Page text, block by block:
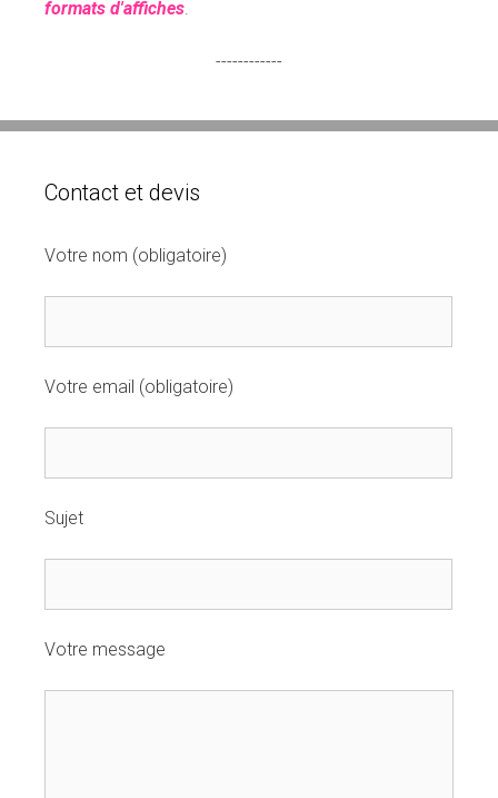
formats d'affiches.
------------
Contact et devis
Votre nom (obligatoire)
Votre email (obligatoire)
Sujet
Votre message